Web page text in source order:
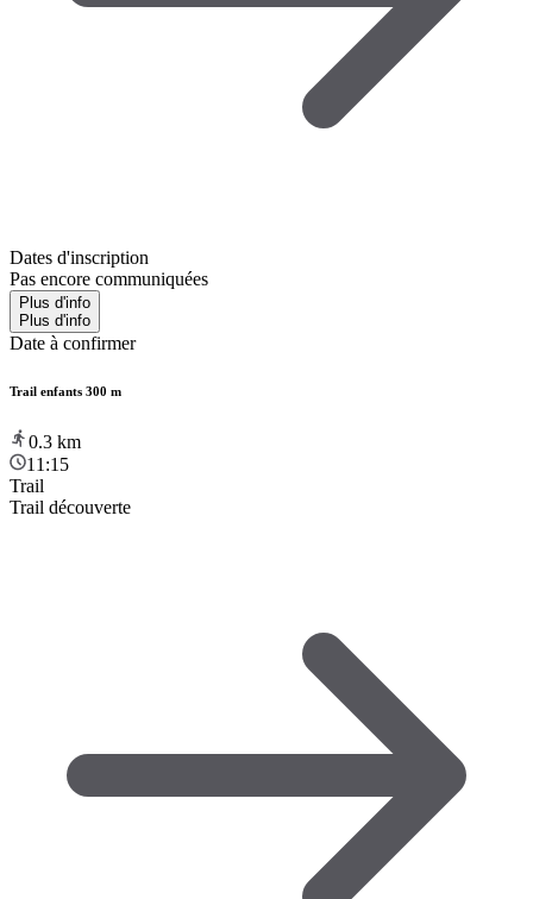
Dates d'inscription
Pas encore communiquées
Plus d'info
Plus d'info
Date à confirmer
Trail enfants 300 m
0.3 km
11:15
Trail
Trail découverte